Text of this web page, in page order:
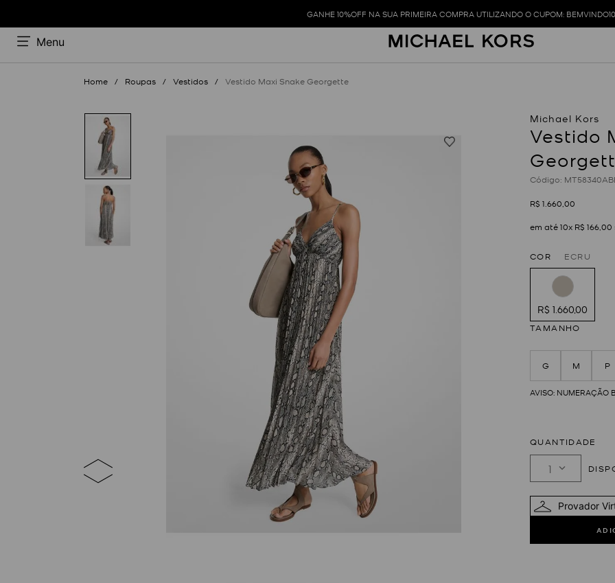
GANHE 10%OFF NA SUA PRIMEIRA COMPRA UTILIZANDO O CUPOM: BEMVINDO10
Menu
Roupas Vestidos Vestido Maxi Snake Georgette
Vestido
:
R$ 1 660 00
em até10x R$ 16600
COR ECRU
R$ 1.660,00
TAMANHO
G M P
QUANTIDADE
1
Provador